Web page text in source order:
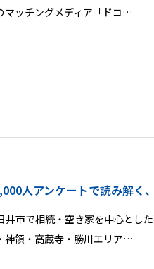
マッチングメディア「ドコ…
人アンケートで読み解く
市で相続・空き家を中心とし
神領・高蔵寺・勝川エリア…